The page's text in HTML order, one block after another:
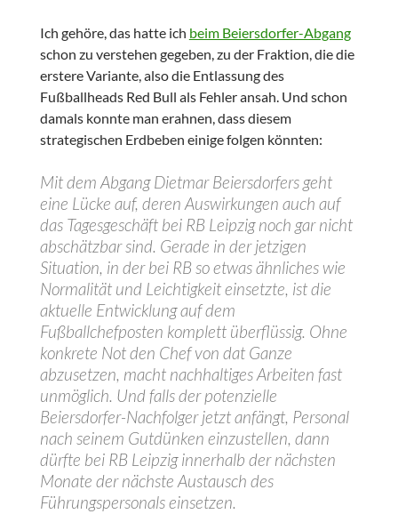
Ich gehöre, das hatte ich beim Beiersdorfer-Abgang
schon zu verstehen gegeben, zu der Fraktion, die die
erstere Variante, also die Entlassung des
Fußballheads Red Bull als Fehler ansah. Und schon
damals konnte man erahnen, dass diesem
strategischen Erdbeben einige folgen könnten:
Mit dem Abgang Dietmar Beiersdorfers geht
eine Lücke auf, deren Auswirkungen auch auf
das Tagesgeschäft bei RB Leipzig noch gar nicht
abschätzbar sind. Gerade in der jetzigen
Situation, in der bei RB so etwas ähnliches wie
Normalität und Leichtigkeit einsetzte, ist die
aktuelle Entwicklung auf dem
Fußballchefposten komplett überflüssig. Ohne
konkrete Not den Chef von dat Ganze
abzusetzen, macht nachhaltiges Arbeiten fast
unmöglich. Und falls der potenzielle
Beiersdorfer-Nachfolger jetzt anfängt, Personal
nach seinem Gutdünken einzustellen, dann
dürfte bei RB Leipzig innerhalb der nächsten
Monate der nächste Austausch des
Führungspersonals einsetzen.